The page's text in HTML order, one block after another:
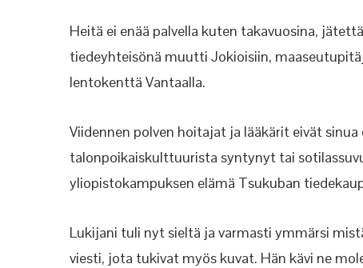
Heitä ei enää palvella kuten takavuosina,
tiedeyhteisönä muutti Jokioisiin,
lentokenttä Vantaalla.
Viidennen polven hoitajat ja lääkärit eivät
talonpoikaiskulttuurista syntynyt tai
yliopistokampuksen elämä Tsukuban
Lukijani tuli nyt sieltä ja varmasti ymmärsi
viesti, jota tukivat myös kuvat. Hän kävi ne